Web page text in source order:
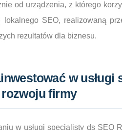
od urządzenia, z którego
lokalnego SEO, realizowaną
rezultatów dla biznesu.
w usługi
firmy
w usługi specjalisty ds SEO